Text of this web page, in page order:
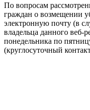
По вопросам
граждан о возмещении
электронную почту (в
владельца данного веб-
понедельника по
(круглосуточный